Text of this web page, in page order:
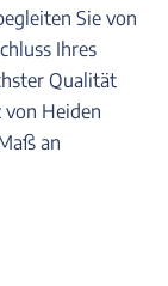
Sie von
Ihres
Qualität
Heiden
an